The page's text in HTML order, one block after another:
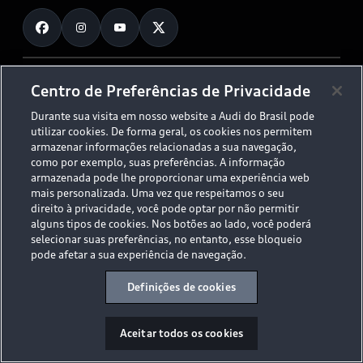
Planejamento de recarga
O Legado do S
Audi Driving Experience
ESG
Tecnologias Audi
Audi Collection
Fale Conosco
Trabalhe Conosco
© 2026 AUDI AG. All Rights Reserved.
Políticas de Privacidade
Código de Conduta
Aviso Legal
Proteção de Dados - LGPD
Sala de Imprensa
Desacelere. Seu bem maior é a vida.
Centro de Preferências de Privacidade
Durante sua visita em nosso website a Audi do Brasil pode
utilizar cookies. De forma geral, os cookies nos permitem
armazenar informações relacionadas a sua navegação,
como por exemplo, suas preferências. A informação
armazenada pode lhe proporcionar uma experiência web
mais personalizada. Uma vez que respeitamos o seu
direito à privacidade, você pode optar por não permitir
alguns tipos de cookies. Nos botões ao lado, você poderá
selecionar suas preferências, no entanto, esse bloqueio
pode afetar a sua experiência de navegação.
Definições de cookies
Aceitar todos os cookies